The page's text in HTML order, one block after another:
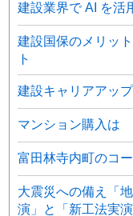
建設業界で AI を活
建設国保のメリッ
ト
建設キャリアアッ
マンション購入は
富田林寺内町のコ
大震災への備え「
演」と「新工法実演